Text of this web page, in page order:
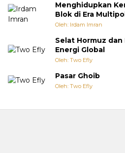
Menghidupkan
Blok di Era
Oleh: Irdam Imran
Selat Hormuz dan
Energi Global
Oleh: Two Efly
Pasar Ghoib
Oleh: Two Efly